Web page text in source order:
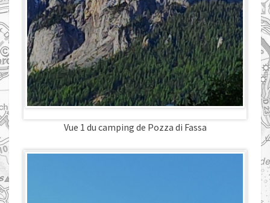
Vue 1 du camping de Pozza di Fassa